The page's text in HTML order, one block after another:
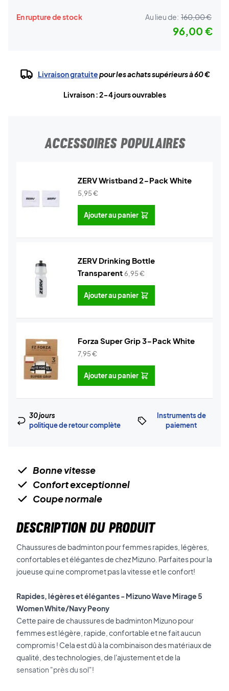
En rupture de stock Au lieu de: 160,00 €
96,00 €
Livraison gratuitepour les achats supérieurs à 60 €
Livraison : 2-4 jours ouvrables
ACCESSOIRES POPULAIRES
ZERV Wristband 2-Pack White
5,95€
Ajouter au panier
ZERV Drinking Bottle
Transparent6,95€
Ajouter au panier
Forza Super Grip 3-Pack White
7,95€
Ajouter au panier
30 jours
politique de retour complète
Instruments de
paiement
Bonne vitesse
Confort exceptionnel
Coupe normale
DESCRIPTION DU PRODUIT
Chaussures de badminton pour femmes rapides, légères,
confortables et élégantes de chez Mizuno. Parfaites pour la
joueuse qui ne compromet pas la vitesse et le confort!
Rapides, légères et élégantes - Mizuno Wave Mirage 5
Women White/Navy Peony
Cette paire de chaussures de badminton Mizuno pour
femmes est légère, rapide, confortable et ne fait aucun
compromis ! Cela est dû à la combinaison des matériaux de
qualité, des technologies, de l'ajustement et de la
sensation "près du sol"!